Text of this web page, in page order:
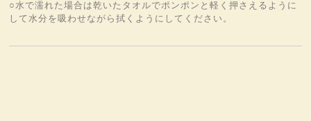
○水で濡れた場合は乾いたタオルでポンポンと軽く押さえるように
して水分を吸わせながら拭くようにしてください。